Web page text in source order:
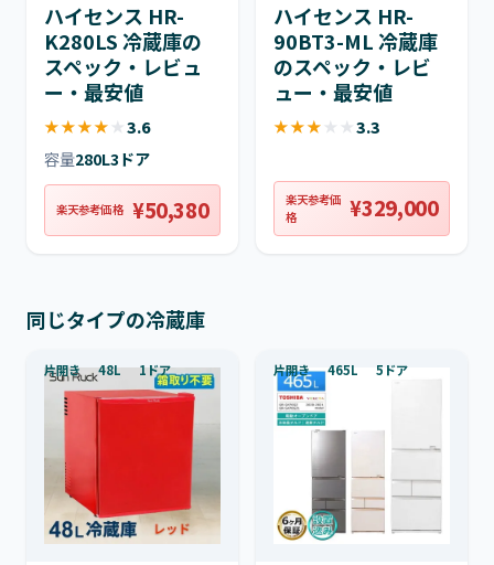
ハイセンス HR-
K280LS 冷蔵庫の
スペック・レビュ
ー・最安値
★★★★ ★ 3.6
容量280L3ドア
楽天参考価格 ¥50,380
ハイセンス HR-
90BT3-ML 冷蔵庫
のスペック・レビ
ュー・最安値
★★★ ★ ★ 3.3
楽天参考価
格
¥329,000
同じタイプの冷蔵庫
片開き 48L 1ドア 片開き 465L 5ドア